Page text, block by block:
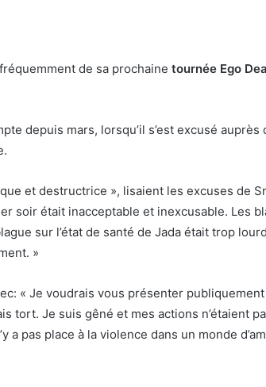
de sa prochaine tournée Ego
depuis mars, lorsqu’il s’est excusé auprès
et destructrice », lisaient les excuses de
soir était inacceptable et inexcusable. Les
sur l’état de santé de Jada était trop
»
« Je voudrais vous présenter
tort. Je suis gêné et mes actions n’étaient
a pas place à la violence dans un monde